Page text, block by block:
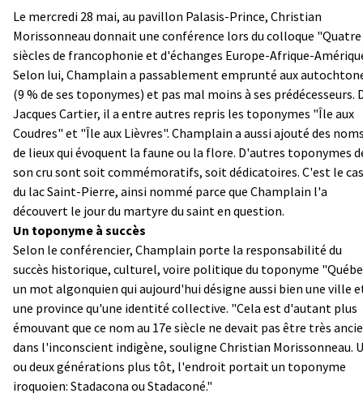
Le mercredi 28 mai, au pavillon Palasis-Prince, Christian
Morissonneau donnait une conférence lors du colloque "Quatre
siècles de francophonie et d'échanges Europe-Afrique-
Selon lui, Champlain a passablement emprunté aux
(9 % de ses toponymes) et pas mal moins à ses prédécesseurs.
Jacques Cartier, il a entre autres repris les toponymes "Île aux
Coudres" et "Île aux Lièvres". Champlain a aussi ajouté des
de lieux qui évoquent la faune ou la flore. D'autres toponymes
son cru sont soit commémoratifs, soit dédicatoires. C'est le cas
du lac Saint-Pierre, ainsi nommé parce que Champlain l'a
découvert le jour du martyre du saint en question.
Un toponyme à succès
Selon le conférencier, Champlain porte la responsabilité du
succès historique, culturel, voire politique du toponyme
un mot algonquien qui aujourd'hui désigne aussi bien une ville
une province qu'une identité collective. "Cela est d'autant plus
émouvant que ce nom au 17e siècle ne devait pas être très
dans l'inconscient indigène, souligne Christian Morissonneau.
ou deux générations plus tôt, l'endroit portait un toponyme
iroquoien: Stadacona ou Stadaconé."